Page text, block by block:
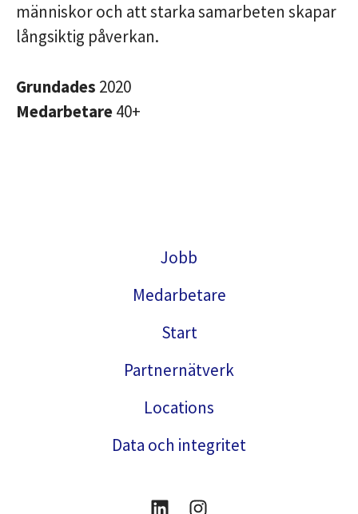
människor och att starka samarbeten skapar
långsiktig påverkan.
Grundades 2020
Medarbetare40+
Jobb
Medarbetare
Start
Partnernätverk
Locations
Data och integritet